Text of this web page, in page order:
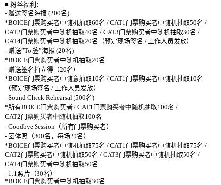
■ 粉丝福利：
- 赠送签名海报 (200名)
*BOICE门票购买者中随机抽取60名 / CAT1 门票购买者中随机抽取50名 /
CAT2门票购买者中随机抽取40名 / CAT3门票购买者中随机抽取30名 /
CAT4门票购买者中随机抽取20名（预定现场签名 / 工作人 员发放）
- 赠送”To. 签”海报 (20名)
*BOICE门票购买者中随机抽取20名
- 赠送签名拍立得（20名）
*BOICE门票购买者中随意抽取10名 / CAT1 门票购买者中随机抽取10名
（预定现场签名 / 工作人 员发放）
- Sound Check Rehearsal (500名)
*所有BOICE门票购买者 / CAT1 门票购买者中随机抽取100名 /
CAT2门票购买者中随机抽取100名
- Goodbye Session （所有门票购买者）
- 团体照（300名，每场20名）
*BOICE门票购买者中随机抽取75名 / CAT1 门票购买者中随机抽取75名 /
CAT2门票购买者中随机抽取50名 / CAT3门票购买者中随机抽取50名 /
CAT4门票购买者中随机抽取50名
- 1:1 照片（30名）
*BOICE门票购买者中随机抽取30名